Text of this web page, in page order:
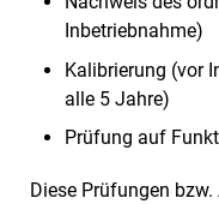
Inbetriebnahme)
Kalibrierung (vor
alle 5 Jahre)
Prüfung auf
Diese Prüfungen